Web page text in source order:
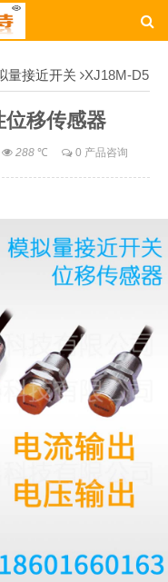
量接近开关 XJ18M-D5
移传感器
288℃ 0 产品咨询